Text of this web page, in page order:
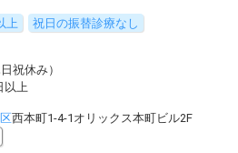
上
祝日の振替診療なし
祝休み）
以上
西本町1-4-1オリックス本町ビル2F